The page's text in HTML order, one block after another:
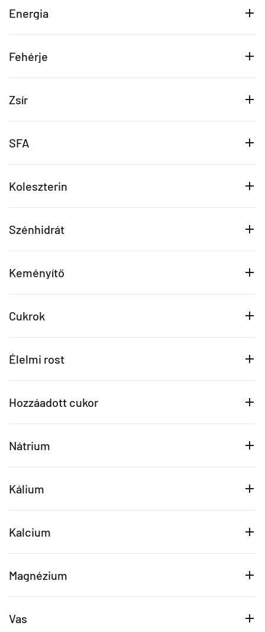
Energia
Fehérje
Zsír
SFA
Koleszterin
Szénhidrát
Keményítő
Cukrok
Élelmi rost
Hozzáadott cukor
Nátrium
Kálium
Kalcium
Magnézium
Vas